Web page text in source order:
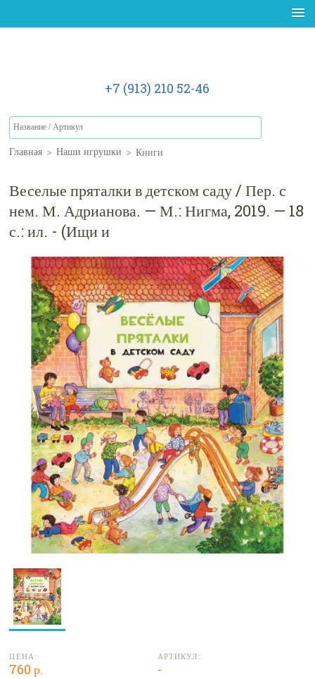
+7 (913) 210 52-46
Главная > Наши игрушки > Книги
Веселые пряталки в детском саду / Пер. с
нем. М. Адрианова. — М.: Нигма, 2019. — 18
с.: ил. - (Ищи и
ЦЕНА:
760 р.
АРТИКУЛ:
-